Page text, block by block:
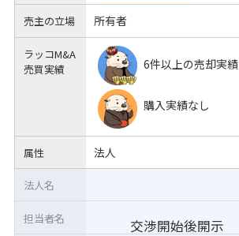
売主の立場 所有者
ラッコM&A
売買実績
6件以上の売却実績
購入実績なし
属性 法人
交渉開始後開示
法人名
担当者名